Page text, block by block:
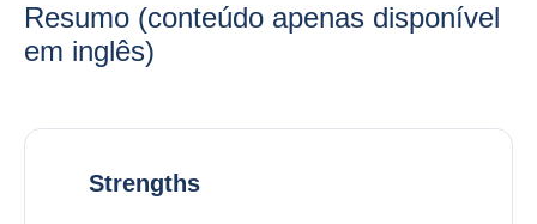
Resumo (conteúdo apenas disponível
em inglês)
Strengths